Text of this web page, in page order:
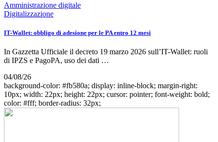
Amministrazione digitale
Digitalizzazione
IT-Wallet: obbligo di adesione per le PA entro 12 mesi
In Gazzetta Ufficiale il decreto 19 marzo 2026 sull’IT-Wallet: ruoli
di IPZS e PagoPA, uso dei dati …
04/08/26
background-color: #fb580a; display: inline-block; margin-right:
10px; width: 22px; height: 22px; cursor: pointer; font-weight: bold;
color: #fff; border-radius: 32px;